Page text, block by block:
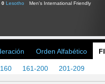
0 Lesotho Men's International Friendly
Orden Alfabético
161-200 201-209